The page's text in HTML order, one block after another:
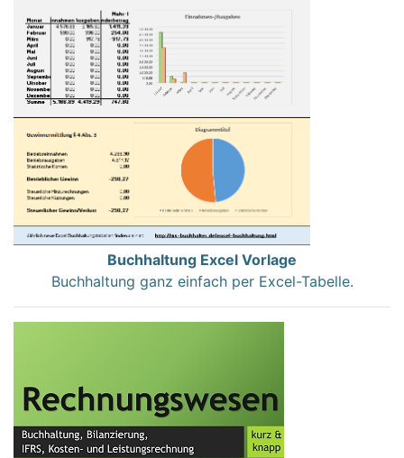
Buchhaltung Excel Vorlage
Buchhaltung ganz einfach per Excel-Tabelle.